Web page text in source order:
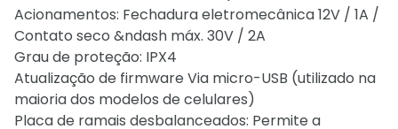
Acionamentos: Fechadura eletromecânica 12V / 1A /
Contato seco &ndash máx. 30V / 2A
Grau de proteção: IPX4
Atualização de firmware Via micro-USB (utilizado na
maioria dos modelos de celulares)
Placa de ramais desbalanceados: Permite a